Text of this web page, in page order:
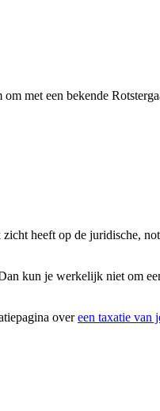
met een bekende
heeft op de juridische,
kun je werkelijk niet om
overeen taxatie van